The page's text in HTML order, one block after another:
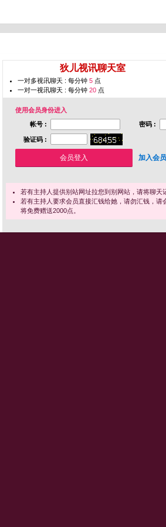
狄儿视讯聊天室
一对多视讯聊天 : 每分钟 5 点
一对一视讯聊天 : 每分钟 20 点
使用会员身份进入
帐号 :
密码 :
验证码 :
加入会员
若有主持人提供别站网址拉您到别网站，请将聊天
若有主持人要求会员直接汇钱给她，请勿汇钱，
将免费赠送2000点。